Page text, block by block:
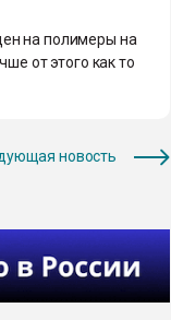
на полимеры на
от этого как то
новость